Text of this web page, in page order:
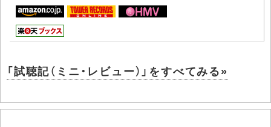
「試聴記（ミニ・レビュー）」をすべてみる»